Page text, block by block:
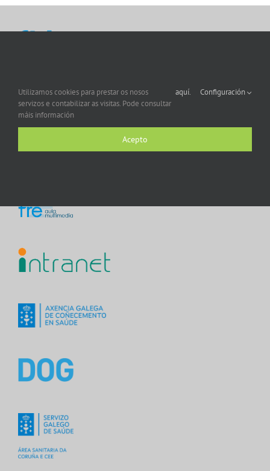
Utilizamos cookies para prestar os nosos
servizos e contabilizar as visitas. Pode consultar
máis información
aquí. Configuración
Acepto